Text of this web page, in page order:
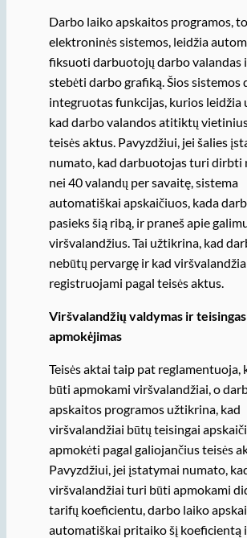
Darbo laiko apskaitos programos,
elektroninės sistemos, leidžia
fiksuoti darbuotojų darbo valandas
stebėti darbo grafiką. Šios sistemos
integruotas funkcijas, kurios
kad darbo valandos atitiktų
teisės aktus. Pavyzdžiui, jei šalies
numato, kad darbuotojas turi dirbti
nei 40 valandų per savaitę, sistema
automatiškai apskaičiuos, kada
pasieks šią ribą, ir praneš apie
viršvalandžius. Tai užtikrina, kad
nebūtų pervargę ir kad
registruojami pagal teisės aktus.
Viršvalandžių valdymas ir teisingas
apmokėjimas
Teisės aktai taip pat reglamentuoja,
būti apmokami viršvalandžiai, o
apskaitos programos užtikrina, kad
viršvalandžiai būtų teisingai
apmokėti pagal galiojančius teisės
Pavyzdžiui, jei įstatymai numato,
viršvalandžiai turi būti apmokami
tarifų koeficientu, darbo laiko
automatiškai pritaiko šį koeficientą